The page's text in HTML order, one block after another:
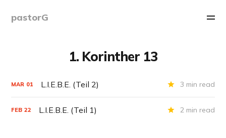
pastorG
1. Korinther 13
MAR 01 L.I.E.B.E. (Teil 2) 3 min read
FEB 22 L.I.E.B.E. (Teil 1) 2 min read